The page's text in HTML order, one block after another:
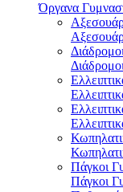
Όργανα
Διάδρομοι
Διάδρομοι
Πάγκοι
Πάγκοι